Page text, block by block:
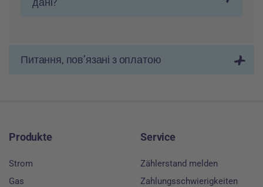
Питання, пов’язані з оплатою
Produkte
Strom
Gas
Service
Zählerstand melden
Zahlungsschwierigkeiten